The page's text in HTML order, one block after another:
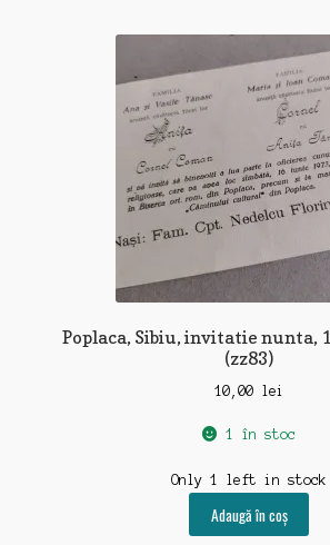
Poplaca, Sibiu, invitatie nunta,
(zz83)
10,00 lei
1 în stoc
Only 1 left in stock
Adaugă în coș